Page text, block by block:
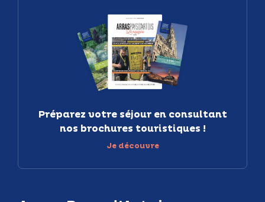
Préparez votre séjour en consultant
nos brochures touristiques !
Je découvre